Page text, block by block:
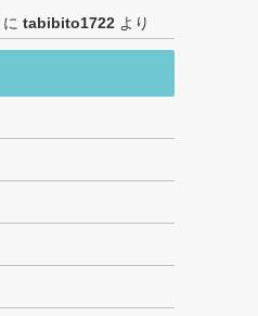
に tabibito1722 より